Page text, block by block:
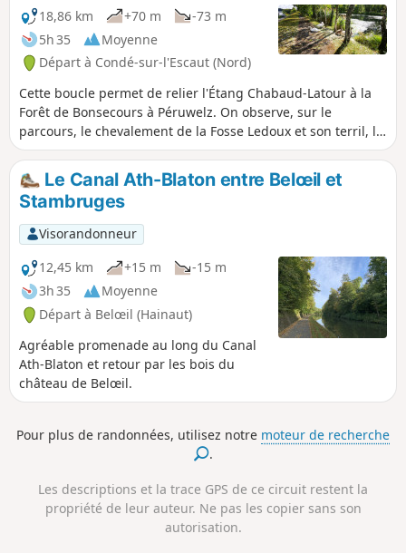
18,86 km
+70 m
-73 m
5h 35
Moyenne
Départ à Condé-sur-l'Escaut (Nord)
Cette boucle permet de relier l'Étang Chabaud-Latour à la
Forêt de Bonsecours à Péruwelz. On observe, sur le
parcours, le chevalement de la Fosse Ledoux et son terril, la
Machine à Feu de Bernissart et la Basilique Notre-Dame de
Bon-Secours de Péruwelz.
Le Canal Ath-Blaton entre Belœil et
Stambruges
Visorandonneur
12,45 km
+15 m
-15 m
3h 35
Moyenne
Départ à Belœil (Hainaut)
Agréable promenade au long du Canal
Ath-Blaton et retour par les bois du
château de Belœil.
Pour plus de randonnées, utilisez notre moteur de recherche
.
Les descriptions et la trace GPS de ce circuit restent la
propriété de leur auteur. Ne pas les copier sans son
autorisation.